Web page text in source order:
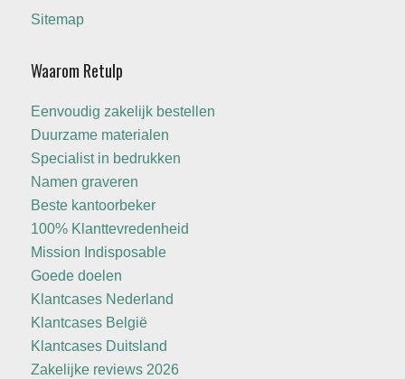
Sitemap
Waarom Retulp
Eenvoudig zakelijk bestellen
Duurzame materialen
Specialist in bedrukken
Namen graveren
Beste kantoorbeker
100% Klanttevredenheid
Mission Indisposable
Goede doelen
Klantcases Nederland
Klantcases België
Klantcases Duitsland
Zakelijke reviews 2026